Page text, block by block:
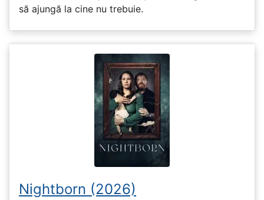
să ajungă la cine nu trebuie.
Nightborn (2026)